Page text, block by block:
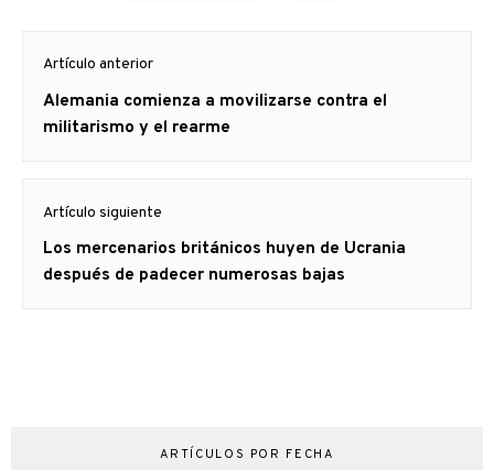
de
entradas
Artículo anterior
Artículo
anterior
Alemania comienza a movilizarse contra el
militarismo y el rearme
Artículo siguiente
Artículo
siguiente:
Los mercenarios británicos huyen de Ucrania
después de padecer numerosas bajas
ARTÍCULOS POR FECHA